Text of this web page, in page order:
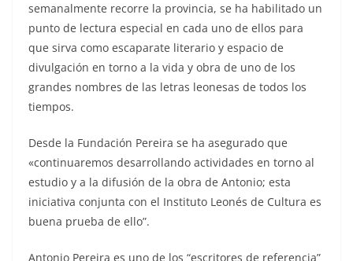
semanalmente recorre la provincia, se ha habilitado un
punto de lectura especial en cada uno de ellos para
que sirva como escaparate literario y espacio de
divulgación en torno a la vida y obra de uno de los
grandes nombres de las letras leonesas de todos los
tiempos.
Desde la Fundación Pereira se ha asegurado que
«continuaremos desarrollando actividades en torno al
estudio y a la difusión de la obra de Antonio; esta
iniciativa conjunta con el Instituto Leonés de Cultura es
buena prueba de ello”.
Antonio Pereira es uno de los “escritores de referencia”